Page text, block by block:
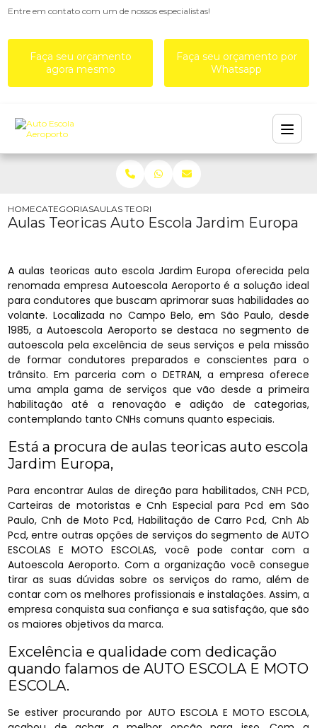
Entre em contato com um de nossos especialistas!
Faça seu orçamento
agora mesmo
Faça seu orçamento por
Whatsapp
HOMECATEGORIASAULAS TEORICAS AUTO ESCOLA JARDIM EUROPA
Aulas Teoricas Auto Escola Jardim Europa
A aulas teoricas auto escola Jardim Europa oferecida pela
renomada empresa Autoescola Aeroporto é a solução ideal
para condutores que buscam aprimorar suas habilidades ao
volante. Localizada no Campo Belo, em São Paulo, desde
1985, a Autoescola Aeroporto se destaca no segmento de
autoescola pela excelência de seus serviços e pela missão
de formar condutores preparados e conscientes para o
trânsito. Em parceria com o DETRAN, a empresa oferece
uma ampla gama de serviços que vão desde a primeira
habilitação até a renovação e adição de categorias,
contemplando tanto CNHs comuns quanto especiais.
Está a procura de aulas teoricas auto escola
Jardim Europa,
Para encontrar Aulas de direção para habilitados, CNH PCD,
Carteiras de motoristas e Cnh Especial para Pcd em São
Paulo, Cnh de Moto Pcd, Habilitação de Carro Pcd, Cnh Ab
Pcd, entre outras opções de serviços do segmento de AUTO
ESCOLAS E MOTO ESCOLAS, você pode contar com a
Autoescola Aeroporto. Com a organização você consegue
tirar as suas dúvidas sobre os serviços do ramo, além de
contar com os melhores profissionais e instalações. Assim, a
empresa conquista sua confiança e sua satisfação, que são
os maiores objetivos da marca.
Excelência e qualidade com dedicação
quando falamos de AUTO ESCOLA E MOTO
ESCOLA.
Se estiver procurando por AUTO ESCOLA E MOTO ESCOLA,